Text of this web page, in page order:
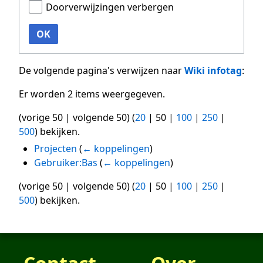
Doorverwijzingen verbergen
OK
De volgende pagina's verwijzen naarWiki infotag:
Er worden 2 items weergegeven.
(vorige 50 | volgende 50) (20 | 50 | 100 | 250 |
500) bekijken.
Projecten (← koppelingen)
Gebruiker:Bas (← koppelingen)
(vorige 50 | volgende 50) (20 | 50 | 100 | 250 |
500) bekijken.